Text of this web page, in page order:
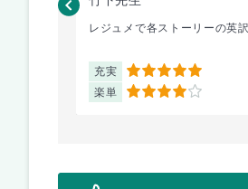
レジュメで各ストーリーの英訳
充実 5
楽単 4